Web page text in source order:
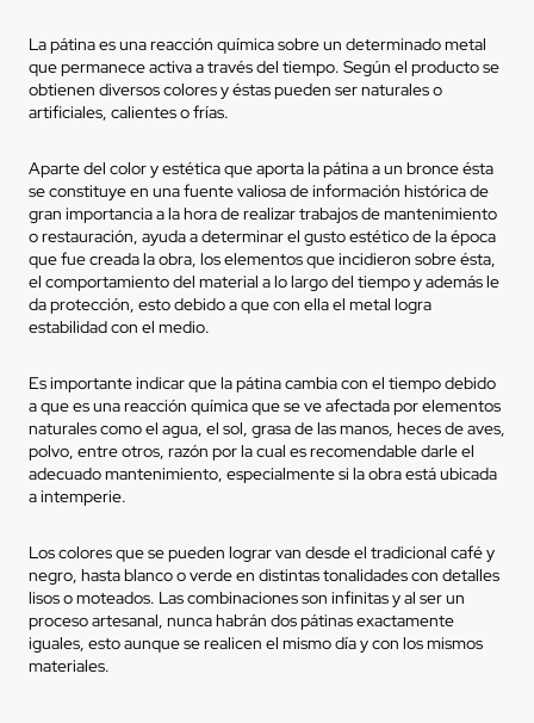
La pátina es una reacción química sobre un determinado metal
que permanece activa a través del tiempo. Según el producto se
obtienen diversos colores y éstas pueden ser naturales o
artificiales, calientes o frías.
Aparte del color y estética que aporta la pátina a un bronce ésta
se constituye en una fuente valiosa de información histórica de
gran importancia a la hora de realizar trabajos demantenimiento
o restauración, ayuda a determinar el gusto estético de la época
que fue creada la obra, los elementos que incidieron sobre ésta,
el comportamiento del material a lo largo del tiempo y además le
da protección, esto debido a que con ella el metal logra
estabilidad con el medio.
Es importante indicar que la pátina cambia con el tiempo debido
a que es una reacción química que se ve afectada por elementos
naturales como el agua, el sol, grasa de las manos, heces de aves,
polvo, entre otros, razón por la cual es recomendable darle el
adecuado mantenimiento, especialmente si la obra está ubicada
a intemperie.
Los colores que se pueden lograr van desde el tradicional café y
negro, hasta blanco o verde en distintas tonalidades con detalles
lisos o moteados. Las combinaciones son infinitas y al ser un
proceso artesanal, nunca habrán dos pátinas exactamente
iguales, esto aunque se realicen el mismo día y con los mismos
materiales.